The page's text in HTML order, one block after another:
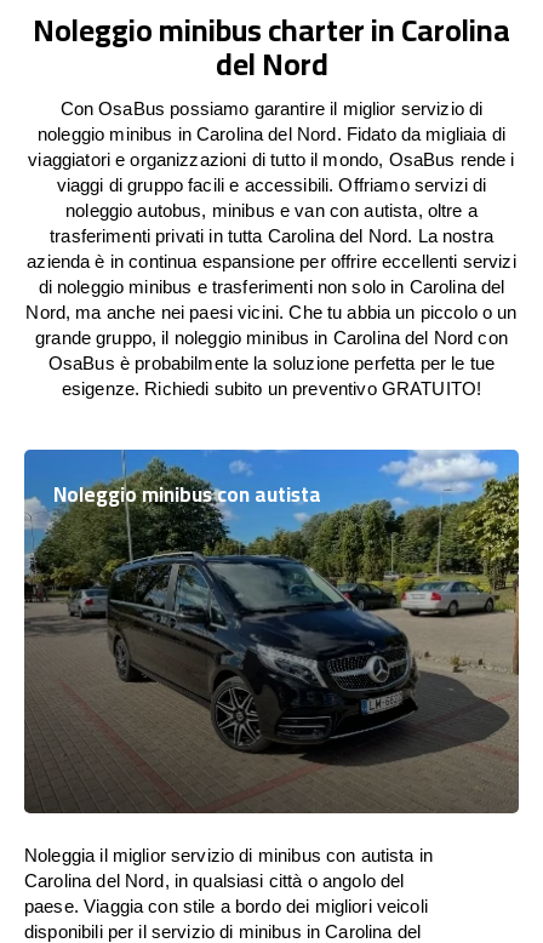
Noleggio minibus charter in Carolina
del Nord
Con OsaBus possiamo garantire il miglior servizio di
noleggio minibus in Carolina del Nord. Fidato da migliaia di
viaggiatori e organizzazioni di tutto il mondo, OsaBus rende i
viaggi di gruppo facili e accessibili. Offriamo servizi di
noleggio autobus, minibus e van con autista, oltre a
trasferimenti privati in tutta Carolina del Nord. La nostra
azienda è in continua espansione per offrire eccellenti servizi
di noleggio minibus e trasferimenti non solo in Carolina del
Nord, ma anche nei paesi vicini. Che tu abbia un piccolo o un
grande gruppo, il noleggio minibus in Carolina del Nord con
OsaBus è probabilmente la soluzione perfetta per le tue
esigenze. Richiedi subito un preventivo GRATUITO!
Noleggio minibus con autista
Noleggia il miglior servizio di minibus con autista in
Carolina del Nord, in qualsiasi città o angolo del
paese. Viaggia con stile a bordo dei migliori veicoli
disponibili per il servizio di minibus in Carolina del